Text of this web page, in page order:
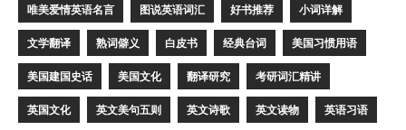
唯美爱情英语名言 图说英语词汇 好书推荐 小词详解
文学翻译 熟词僻义 白皮书 经典台词 美国习惯用语
美国建国史话 美国文化 翻译研究 考研词汇精讲
英国文化 英文美句五则 英文诗歌 英文读物 英语习语